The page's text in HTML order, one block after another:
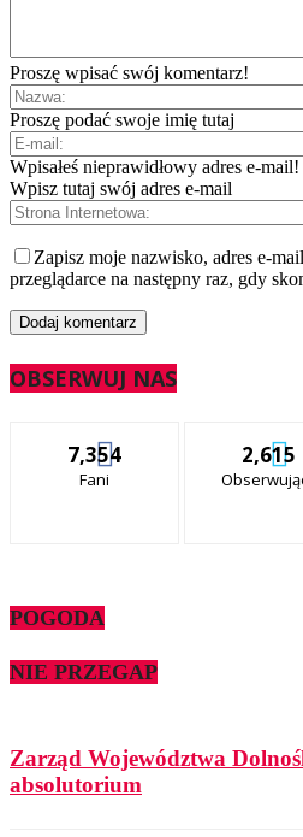
Proszę wpisać swój komentarz!
Proszę podać swoje imię tutaj
Wpisałeś nieprawidłowy adres e-mail!
Wpisz tutaj swój adres e-mail
Zapisz moje nazwisko, adres e-
przeglądarce na następny raz, gdy
OBSERWUJ NAS
7,354
Fani
2,615
POGODA
NIE PRZEGAP
Zarząd Województwa
absolutorium